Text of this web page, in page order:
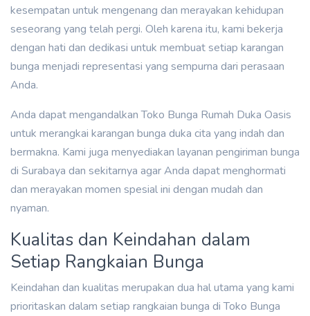
kesempatan untuk mengenang dan merayakan kehidupan
seseorang yang telah pergi. Oleh karena itu, kami bekerja
dengan hati dan dedikasi untuk membuat setiap karangan
bunga menjadi representasi yang sempurna dari perasaan
Anda.
Anda dapat mengandalkan Toko Bunga Rumah Duka Oasis
untuk merangkai karangan bunga duka cita yang indah dan
bermakna. Kami juga menyediakan layanan pengiriman bunga
di Surabaya dan sekitarnya agar Anda dapat menghormati
dan merayakan momen spesial ini dengan mudah dan
nyaman.
Kualitas dan Keindahan dalam
Setiap Rangkaian Bunga
Keindahan dan kualitas merupakan dua hal utama yang kami
prioritaskan dalam setiap rangkaian bunga di Toko Bunga